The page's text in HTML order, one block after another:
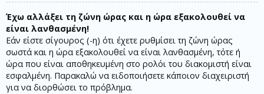
Έχω αλλάξει τη ζώνη ώρας και η ώρα εξακολουθεί να
είναι λανθασμένη!
Εάν είστε σίγουρος (-η) ότι έχετε ρυθμίσει τη ζώνη ώρας
σωστά και η ώρα εξακολουθεί να είναι λανθασμένη, τότε ή
ώρα που είναι αποθηκευμένη στο ρολόι του διακομιστή είναι
εσφαλμένη. Παρακαλώ να ειδοποιήσετε κάποιον διαχειριστή
για να διορθώσει το πρόβλημα.